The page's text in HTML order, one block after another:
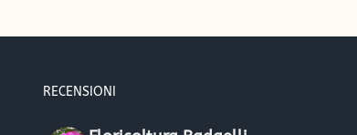
RECENSIONI